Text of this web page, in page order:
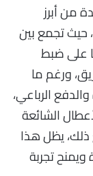
من أبرز
حيث تجمع بين
على ضبط
ورغم ما
الرباعي،
الشائعة
يظل هذا
ويمنح تجربة